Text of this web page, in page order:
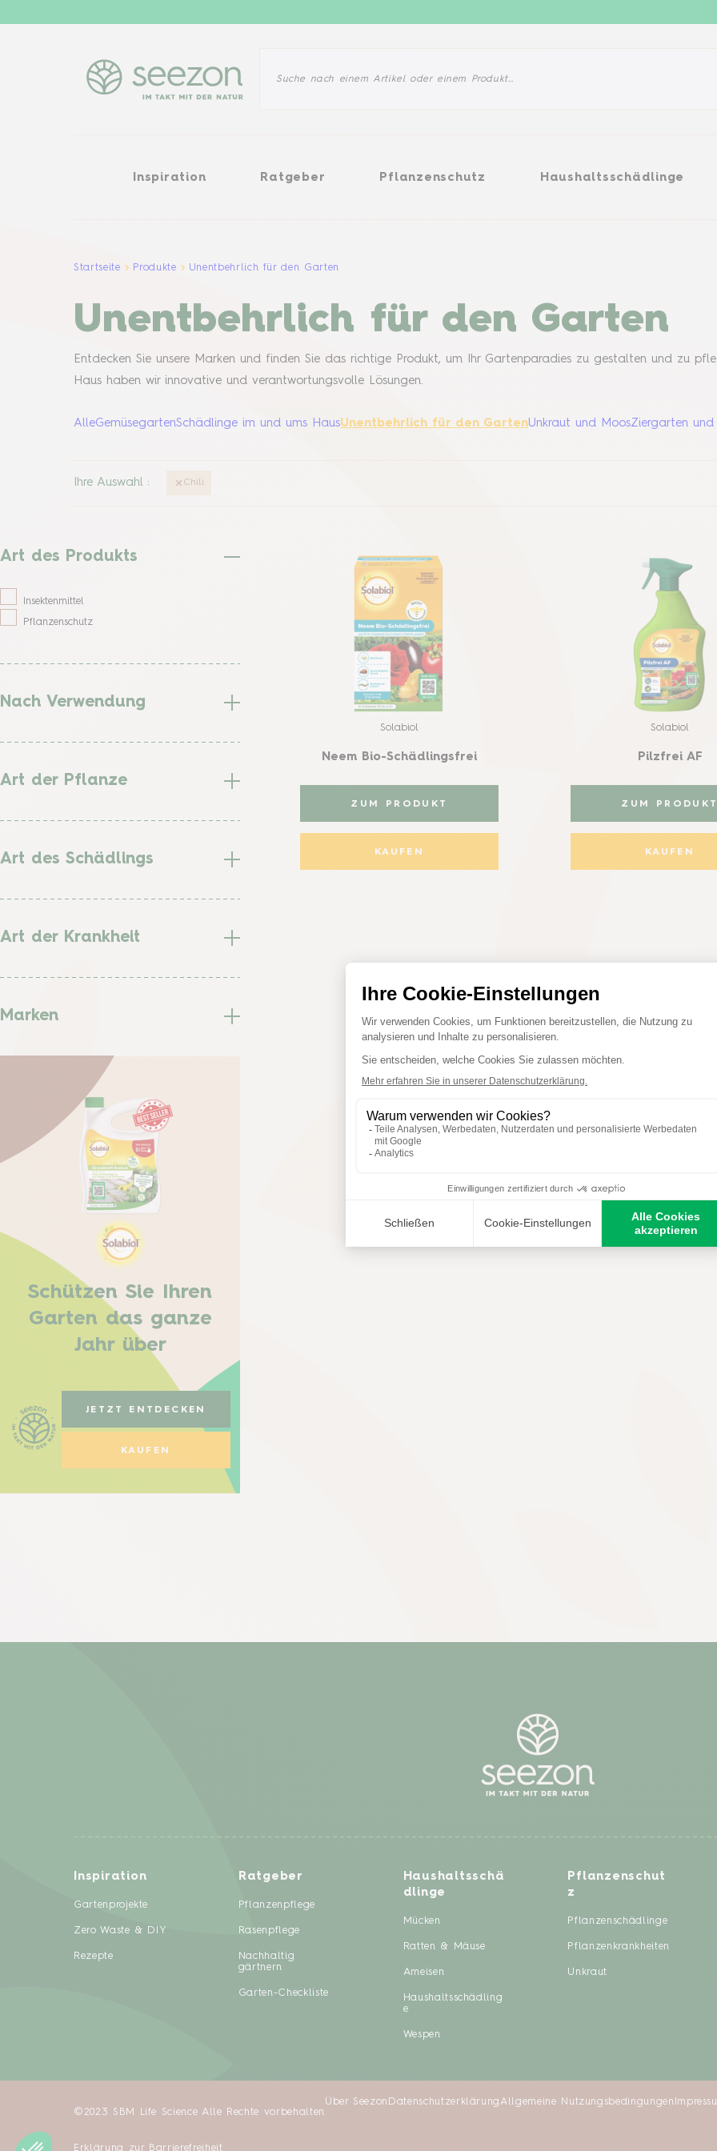
Inspiration Ratgeber Pflanzenschutz Haushaltsschädlinge
InspirationRatgeberPflanzenschutzHaushaltsschädlingeProdukte
Startseite Produkte Unentbehrlich für den Garten
Unentbehrlich für den Garten
Entdecken Sie unsere Marken und finden Sie das richtige Produkt, um Ihr Gartenparadies zu gestalten und zu
Haus haben wir innovative und verantwortungsvolle Lösungen.
AlleGemüsegartenSchädlinge im und ums HausUnentbehrlich für den GartenUnkraut und MoosZiergarten und
Ihre Auswahl: Chili
Art des Produkts
Insektenmittel
Pflanzenschutz
Nach Verwendung
Art der Pflanze
Art des Schädlings
Art der Krankheit
Marken
Schützen Sie Ihren
Garten das ganze
Jahr über
JETZT ENTDECKEN
KAUFEN
Solabiol
Neem Bio-Schädlingsfrei
ZUM PRODUKT
KAUFEN
Solabiol
Pilzfrei AF
ZUM
KAUFEN
Inspiration
Gartenprojekte
Zero Waste & DIY
Rezepte
Ratgeber
Pflanzenpflege
Rasenpflege
Nachhaltig
gärtnern
Garten-Checkliste
Haushaltsschä
dlinge
Mücken
Ratten & Mäuse
Ameisen
Haushaltsschädling
e
Wespen
Pflanzenschut
z
Pflanzenschädlinge
Pflanzenkrankheiten
Unkraut
©2023 SBM Life Science Alle Rechte vorbehalten
Über Seezon Datenschutzerklärung Allgemeine Nutzungsbedingungen
Erklärung zur Barrierefreiheit